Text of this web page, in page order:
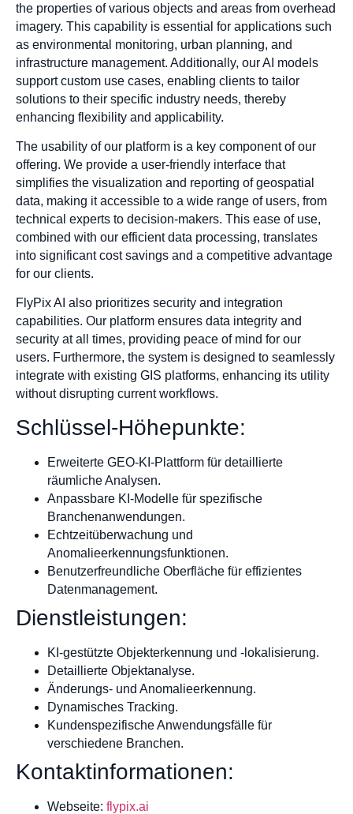
the properties of various objects and areas from overhead
imagery. This capability is essential for applications such
as environmental monitoring, urban planning, and
infrastructure management. Additionally, our AI models
support custom use cases, enabling clients to tailor
solutions to their specific industry needs, thereby
enhancing flexibility and applicability.
The usability of our platform is a key component of our
offering. We provide a user-friendly interface that
simplifies the visualization and reporting of geospatial
data, making it accessible to a wide range of users, from
technical experts to decision-makers. This ease of use,
combined with our efficient data processing, translates
into significant cost savings and a competitive advantage
for our clients.
FlyPix AI also prioritizes security and integration
capabilities. Our platform ensures data integrity and
security at all times, providing peace of mind for our
users. Furthermore, the system is designed to seamlessly
integrate with existing GIS platforms, enhancing its utility
without disrupting current workflows.
Schlüssel-Höhepunkte:
Erweiterte GEO-KI-Plattform für detaillierte
räumliche Analysen.
Anpassbare KI-Modelle für spezifische
Branchenanwendungen.
Echtzeitüberwachung und
Anomalieerkennungsfunktionen.
Benutzerfreundliche Oberfläche für effizientes
Datenmanagement.
Dienstleistungen:
KI-gestützte Objekterkennung und -lokalisierung.
Detaillierte Objektanalyse.
Änderungs- und Anomalieerkennung.
Dynamisches Tracking.
Kundenspezifische Anwendungsfälle für
verschiedene Branchen.
Kontaktinformationen:
Webseite: flypix.ai